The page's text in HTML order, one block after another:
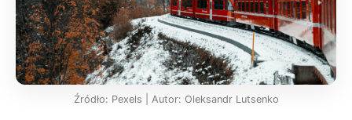
Źródło: Pexels | Autor: Oleksandr Lutsenko